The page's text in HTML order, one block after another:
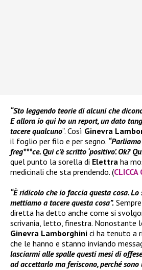
“Sto leggendo teorie di alcuni che
E allora io qui ho un report, un dato
tacere qualcuno“. Così Ginevra
il foglio per filo e per segno.
freg***ce. Qui c’è scritto ‘positivo’. Ok?
quel punto la sorella di Elettra ha
medicinali che sta prendendo. (CLICCA
“È ridicolo che io faccia questa cosa. Lo
mettiamo a tacere questa cosa”.
diretta ha detto anche come si
scrivania, letto, finestra. Nonostante
Ginevra Lamborghini ci ha tenuto a
che le hanno e stanno inviando
lasciarmi alle spalle questi mesi di
ad accettarlo ma feriscono, perché sono